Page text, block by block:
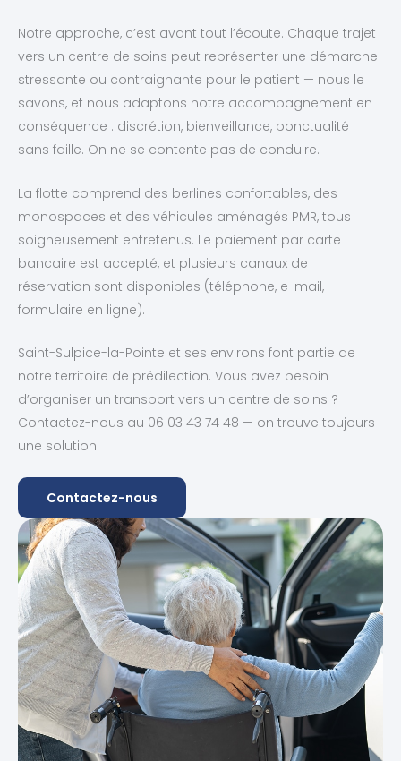
Notre approche, c’est avant tout l’écoute. Chaque trajet
vers un centre de soins peut représenter une démarche
stressante ou contraignante pour le patient — nous le
savons, et nous adaptons notre accompagnement en
conséquence : discrétion, bienveillance, ponctualité
sans faille. On ne se contente pas de conduire.
La flotte comprend des berlines confortables, des
monospaces et des véhicules aménagés PMR, tous
soigneusement entretenus. Le paiement par carte
bancaire est accepté, et plusieurs canaux de
réservation sont disponibles (téléphone, e-mail,
formulaire en ligne).
Saint-Sulpice-la-Pointe et ses environs font partie de
notre territoire de prédilection. Vous avez besoin
d’organiser un transport vers un centre de soins ?
Contactez-nous au 06 03 43 74 48 — on trouve toujours
une solution.
Contactez-nous